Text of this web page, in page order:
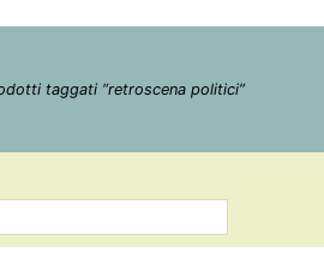
taggati “retroscena politici”